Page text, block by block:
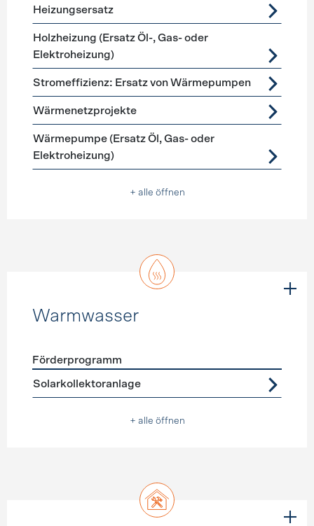
Heizungsersatz
Holzheizung (Ersatz Öl-, Gas- oder
Elektroheizung)
Stromeffizienz: Ersatz von Wärmepumpen
Wärmenetzprojekte
Wärmepumpe (Ersatz Öl, Gas- oder
Elektroheizung)
+ alle öffnen
Warmwasser
Förderprogramme
Förderprogramm
Solarkollektoranlage
+ alle öffnen